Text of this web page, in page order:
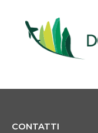
CONTATTI